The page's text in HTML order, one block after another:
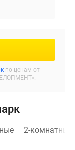
по ценам от
2-комнатные